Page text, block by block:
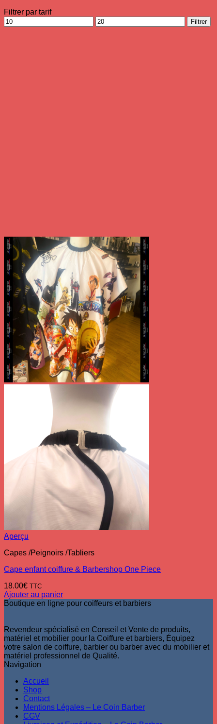
Filtrer par tarif
Prix
min
Prix
max
Filtrer
Aperçu
Capes /Peignoirs /Tabliers
Cape enfant coiffure & Barbershop One Piece
18.00€ TTC
Ajouter au panier
Boutique en ligne pour coiffeurs et barbiers
Revendeur spécialisé en Conseil et Vente de produits,
matériel et mobilier pour la Coiffure et barbiers, Équipez
votre salon de coiffure, barbier ou barber avec du mobilier et
matériel professionnel de Qualité.
Navigation
Accueil
Shop
Contact
Mentions Légales – Le Coin Barber
CGV